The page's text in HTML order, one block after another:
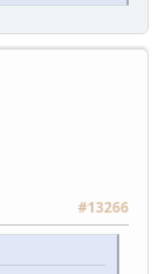
#13266